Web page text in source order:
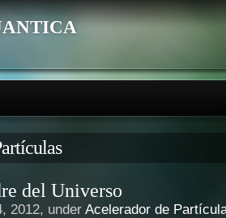
del Universo
2012, under Acelerador de